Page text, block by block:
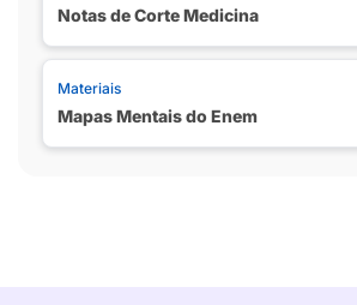
Notas de Corte Medicina
Materiais
Mapas Mentais do Enem